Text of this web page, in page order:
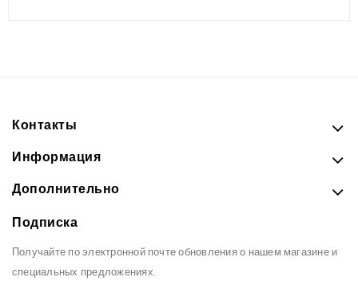
Контакты
Информация
Дополнительно
Подписка
Получайте по электронной почте обновления о нашем магазине и
специальных предложениях.